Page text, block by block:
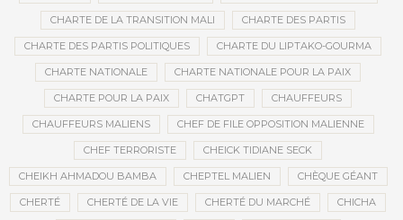
CHARTE DE LA TRANSITION MALI CHARTE DES PARTIS
CHARTE DES PARTIS POLITIQUES CHARTE DU LIPTAKO-GOURMA
CHARTE NATIONALE CHARTE NATIONALE POUR LA PAIX
CHARTE POUR LA PAIX CHATGPT CHAUFFEURS
CHAUFFEURS MALIENS CHEF DE FILE OPPOSITION MALIENNE
CHEF TERRORISTE CHEICK TIDIANE SECK
CHEIKH AHMADOU BAMBA CHEPTEL MALIEN CHÈQUE GÉANT
CHERTÉ CHERTÉ DE LA VIE CHERTÉ DU MARCHÉ CHICHA